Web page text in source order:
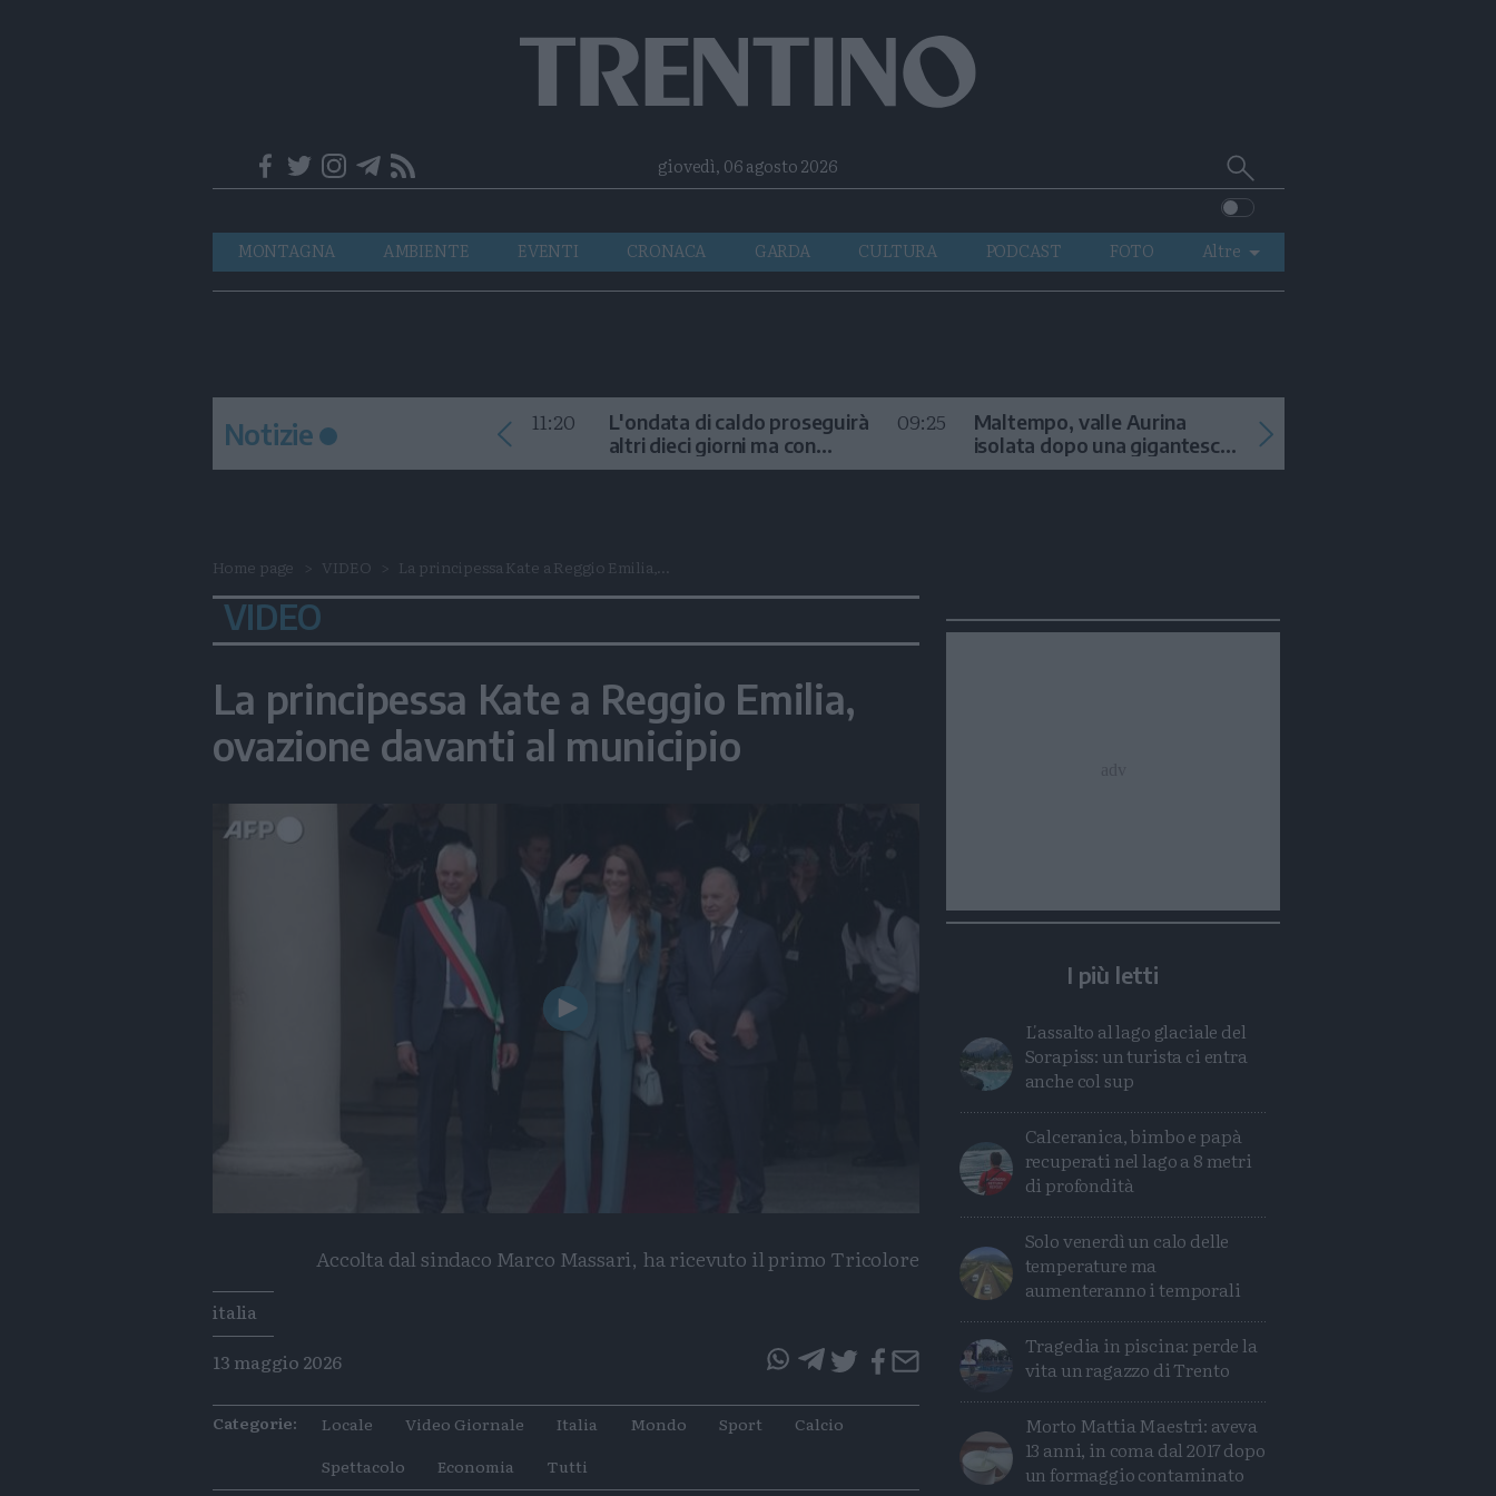
Telegram
RSSgiovedì, 06 agosto 2026 Cerca
su
Trentino
Navigazione
principale
MONTAGNA AMBIENTE EVENTI CRONACA GARDA CULTURA PODCAST FOTO
Altre
VIDEO
Notizie 11:20
L'ondata di caldo proseguirà
altri dieci giorni ma con
temporali
09:25
Maltempo, valle Aurina
isolata dopo una gigantesca
frana
Home page VIDEO La principessa Kate a Reggio Emilia,...
VIDEO
La principessa Kate a Reggio Emilia,
ovazione davanti al municipio
Play
Accolta dal sindaco Marco Massari, ha ricevuto il primo Tricolore
Tags
italia
13 maggio 2026
Condividi
articolo
Condividi
articolo
TwitterCondividi
Mail
Categorie: Locale Video Giornale Italia Mondo Sport
Calcio
Spettacolo
Economia Tutti
I più letti
L'assalto al lago glaciale del
Sorapiss: un turista ci entra
anche col sup
Calceranica, bimbo e papà
recuperati nel lago a 8 metri
di profondità
Solo venerdì un calo delle
temperature ma
aumenteranno i temporali
Tragedia in piscina: perde la
vita un ragazzo di Trento
Morto Mattia Maestri: aveva
13 anni, in coma dal 2017 dopo
un formaggio contaminato